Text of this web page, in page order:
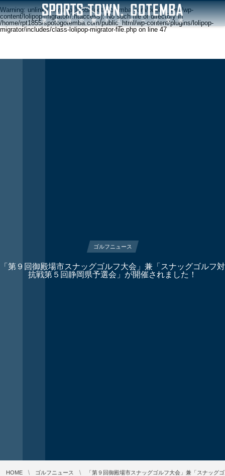
Warning: unlink(/home/rpt1855/spotogotemba.com/public_html/wp-
content/lolipop-migrator//.htaccess): No such file or directory in
/home/rpt1855/spotogotemba.com/public_html/wp-content/plugins/lolipop-
migrator/includes/class-lolipop-migrator-file.php on line 47
ゴルフニュース
「第９回御殿場市スナッグゴルフ大会」兼「スナッグゴルフ対
抗戦第５回静岡県予選会」が開催されました！
HOME ゴルフニュース 「第９回御殿場市スナッグゴルフ大会」兼「スナッグ